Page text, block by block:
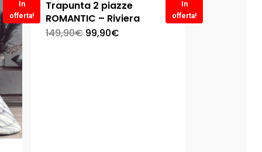
In
offerta!
In
offerta!
Trapunta 2 piazze
ROMANTIC – Riviera
149,90€ 99,90€